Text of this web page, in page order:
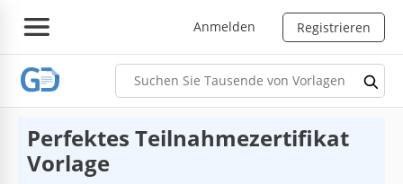
Anmelden Registrieren
Perfektes Teilnahmezertifikat
Vorlage